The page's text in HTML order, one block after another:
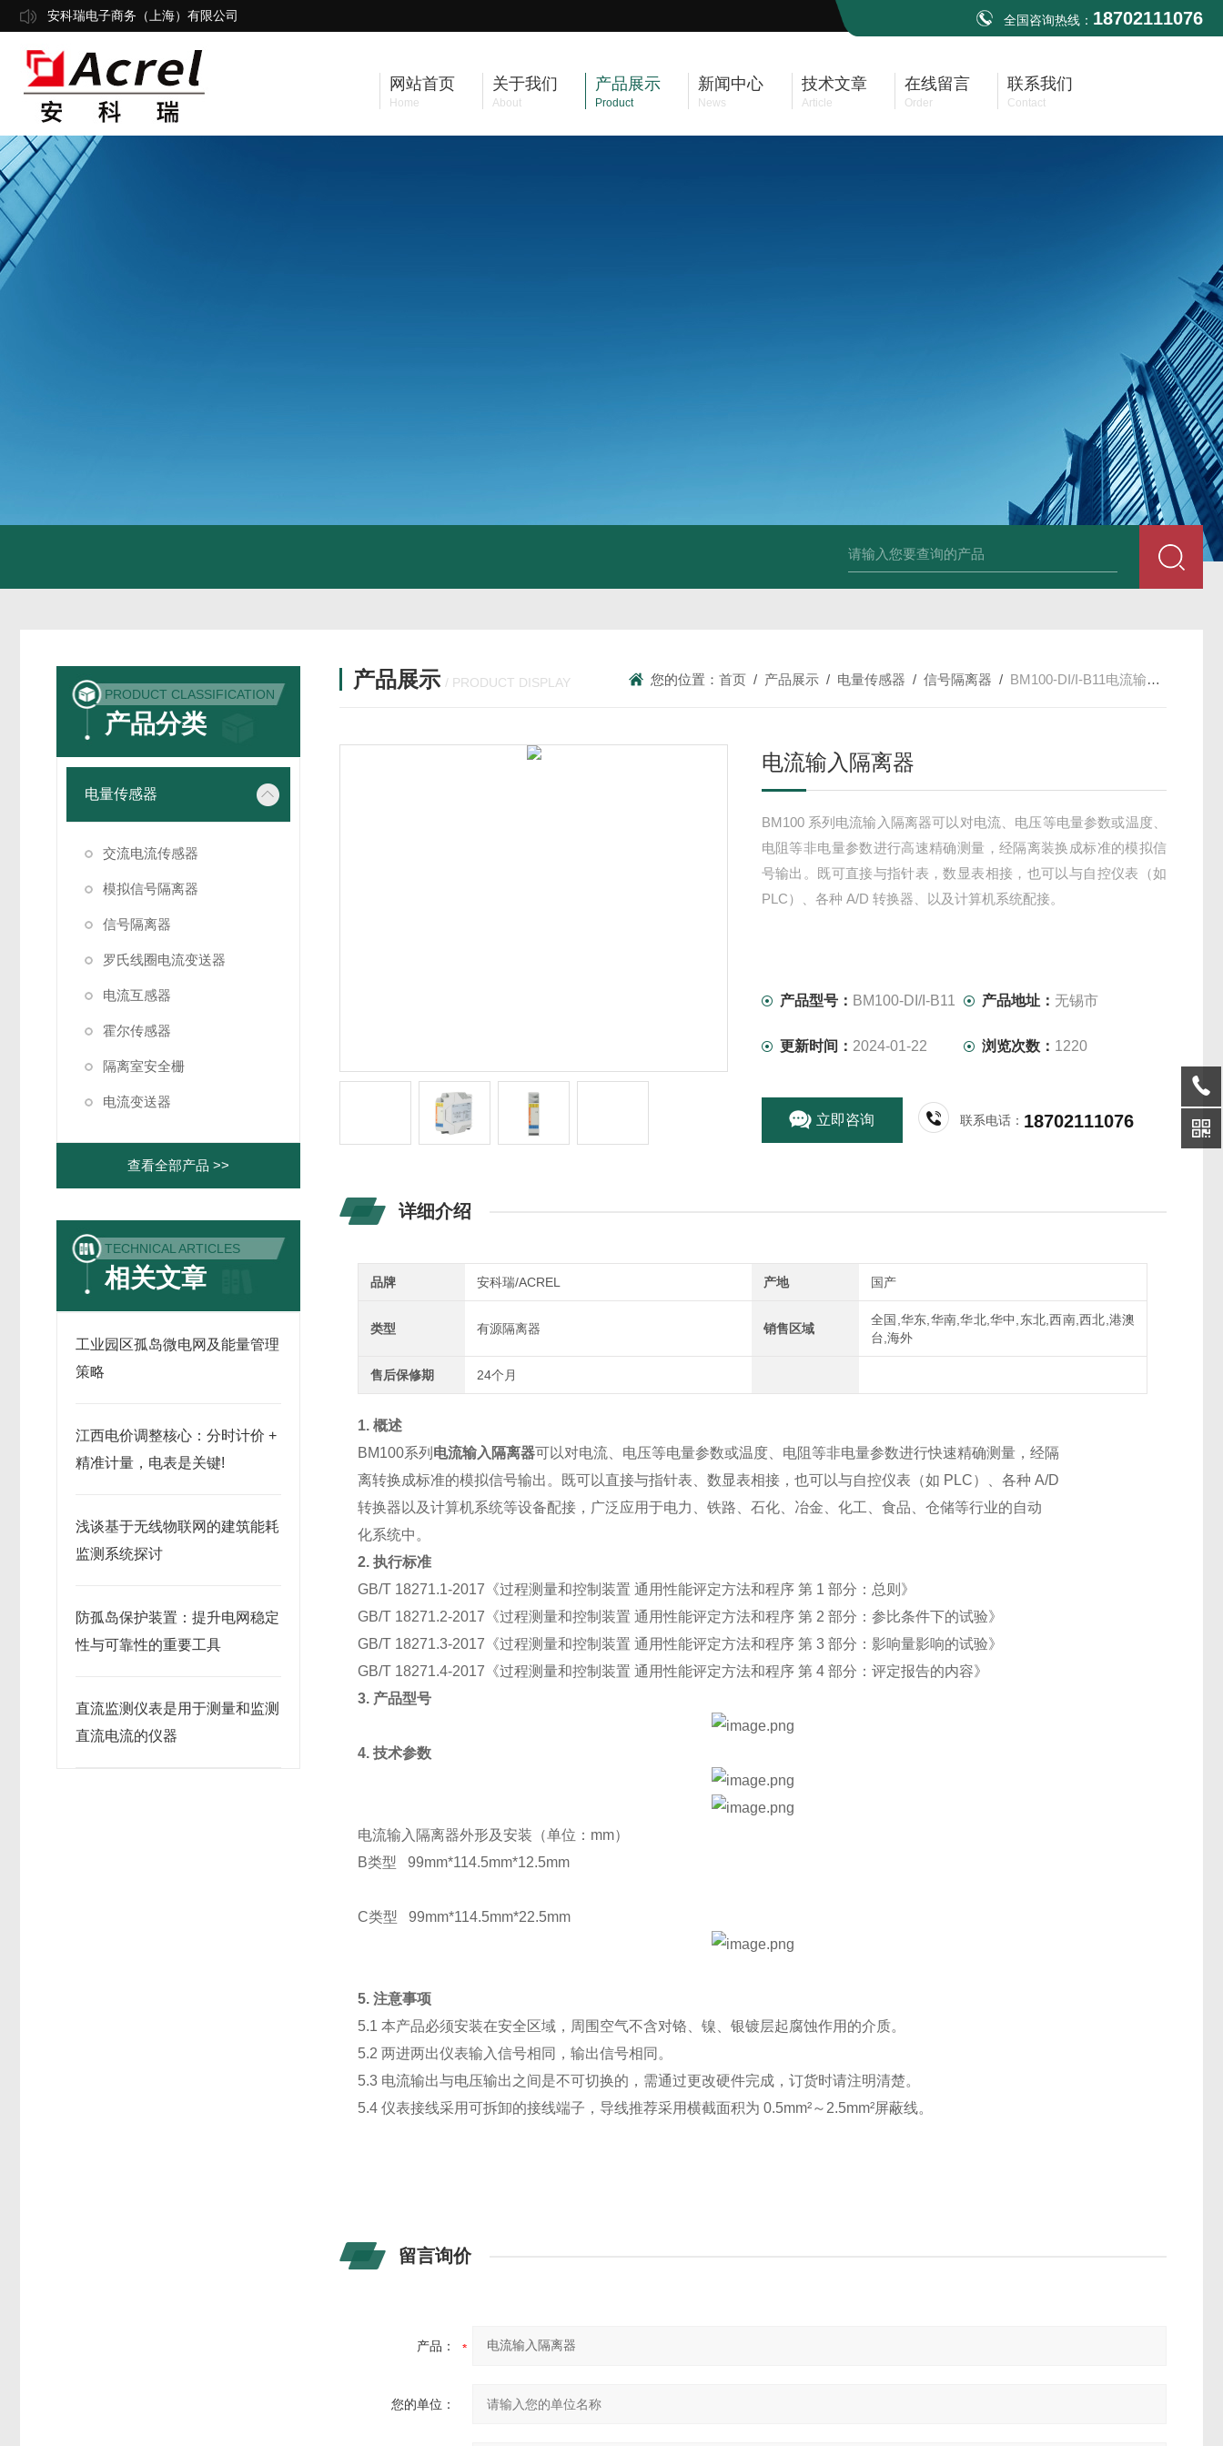
安科瑞电子商务（上海）有限公司 全国咨询热线： 18702111076
网站首页
Home
关于我们
About
产品展示
Product
新闻中心
News
技术文章
Article
在线留言
Order
联系我们
Contact
PRODUCT CLASSIFICATION
产品分类
电量传感器
交流电流传感器
模拟信号隔离器
信号隔离器
罗氏线圈电流变送器
电流互感器
霍尔传感器
隔离室安全栅
电流变送器
查看全部产品 >>
TECHNICAL ARTICLES
相关文章
工业园区孤岛微电网及能量管理
策略
江西电价调整核心：分时计价 +
精准计量，电表是关键!
浅谈基于无线物联网的建筑能耗
监测系统探讨
防孤岛保护装置：提升电网稳定
性与可靠性的重要工具
直流监测仪表是用于测量和监测
直流电流的仪器
产品展示 / PRODUCT DISPLAY 您的位置：首页 / 产品展示 / 电量传感器 /信号隔离器 / BM100-DI/I-B11电流输入隔离器
电流输入隔离器
BM100 系列电流输入隔离器可以对电流、电压等电量参数或温度、
电阻等非电量参数进行高速精确测量，经隔离装换成标准的模拟信
号输出。既可直接与指针表，数显表相接，也可以与自控仪表（如
PLC）、各种 A/D 转换器、以及计算机系统配接。
产品型号： BM100-DI/I-B11 产品地址： 无锡市
更新时间： 2024-01-22 浏览次数： 1220
立即咨询 联系电话： 18702111076
详细介绍
品牌 安科瑞/ACREL 产地 国产
类型 有源隔离器 销售区域
全国,华东,华南,华北,华中,东北,西南,西北,港澳
台,海外
售后保修期 24个月
1. 概述
BM100系列 电流输入隔离器可以对电流、电压等电量参数或温度、电阻等非电量参数进行快速精确测量，经隔
离转换成标准的模拟信号输出。既可以直接与指针表、数显表相接，也可以与自控仪表（如 PLC）、各种 A/D
转换器以及计算机系统等设备配接，广泛应用于电力、铁路、石化、冶金、化工、食品、仓储等行业的自动
化系统中。
2. 执行标准
GB/T 18271.1-2017《过程测量和控制装置 通用性能评定方法和程序 第 1 部分：总则》
GB/T 18271.2-2017《过程测量和控制装置 通用性能评定方法和程序 第 2 部分：参比条件下的试验》
GB/T 18271.3-2017《过程测量和控制装置 通用性能评定方法和程序 第 3 部分：影响量影响的试验》
GB/T 18271.4-2017《过程测量和控制装置 通用性能评定方法和程序 第 4 部分：评定报告的内容》
3. 产品型号
4. 技术参数
电流输入隔离器外形及安装（单位：mm）
B类型 99mm*114.5mm*12.5mm
C类型 99mm*114.5mm*22.5mm
5. 注意事项
5.1 本产品必须安装在安全区域，周围空气不含对铬、镍、银镀层起腐蚀作用的介质。
5.2 两进两出仪表输入信号相同，输出信号相同。
5.3 电流输出与电压输出之间是不可切换的，需通过更改硬件完成，订货时请注明清楚。
5.4 仪表接线采用可拆卸的接线端子，导线推荐采用横截面积为 0.5mm²～2.5mm²屏蔽线。
留言询价
产品：
您的单位：